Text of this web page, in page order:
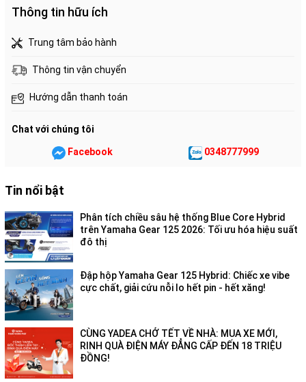
Thông tin hữu ích
Trung tâm bảo hành
Thông tin vận chuyển
Hướng dẫn thanh toán
Chat với chúng tôi
Facebook 0348777999
Tin nổi bật
Phân tích chiều sâu hệ thống Blue Core Hybrid
trên Yamaha Gear 125 2026: Tối ưu hóa hiệu suất
đô thị
Đập hộp Yamaha Gear 125 Hybrid: Chiếc xe vibe
cực chất, giải cứu nỗi lo hết pin - hết xăng!
CÙNG YADEA CHỞ TẾT VỀ NHÀ: MUA XE MỚI,
RINH QUÀ ĐIỆN MÁY ĐẲNG CẤP ĐẾN 18 TRIỆU
ĐỒNG!